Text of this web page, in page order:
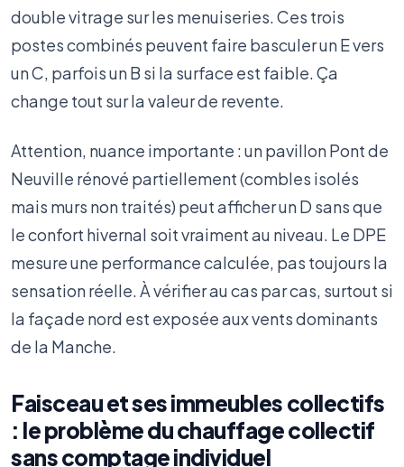
double vitrage sur les menuiseries. Ces trois
postes combinés peuvent faire basculer un E vers
un C, parfois un B si la surface est faible. Ça
change tout sur la valeur de revente.
Attention, nuance importante : un pavillon Pont de
Neuville rénové partiellement (combles isolés
mais murs non traités) peut afficher un D sans que
le confort hivernal soit vraiment au niveau. Le DPE
mesure une performance calculée, pas toujours la
sensation réelle. À vérifier au cas par cas, surtout si
la façade nord est exposée aux vents dominants
de la Manche.
Faisceau et ses immeubles collectifs
: le problème du chauffage collectif
sans comptage individuel